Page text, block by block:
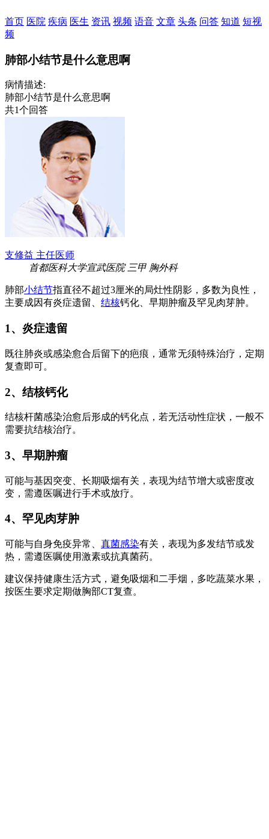
首页 医院 疾病 医生 资讯 视频 语音 文章 头条 问答 知道 短视
频
肺部小结节是什么意思啊
病情描述:
肺部小结节是什么意思啊
共1个回答
支修益 主任医师
首都医科大学宣武医院 三甲 胸外科
肺部小结节指直径不超过3厘米的局灶性阴影，多数为良性，
主要成因有炎症遗留、 结核钙化、早期肿瘤及罕见肉芽肿。
1、炎症遗留
既往肺炎或感染愈合后留下的疤痕，通常无须特殊治疗，定期
复查即可。
2、结核钙化
结核杆菌感染治愈后形成的钙化点，若无活动性症状，一般不
需要抗结核治疗。
3、早期肿瘤
可能与基因突变、长期吸烟有关，表现为结节增大或密度改
变，需遵医嘱进行手术或放疗。
4、罕见肉芽肿
可能与自身免疫异常、 真菌感染有关，表现为多发结节或发
热，需遵医嘱使用激素或抗真菌药。
建议保持健康生活方式，避免吸烟和二手烟，多吃蔬菜水果，
按医生要求定期做胸部CT复查。